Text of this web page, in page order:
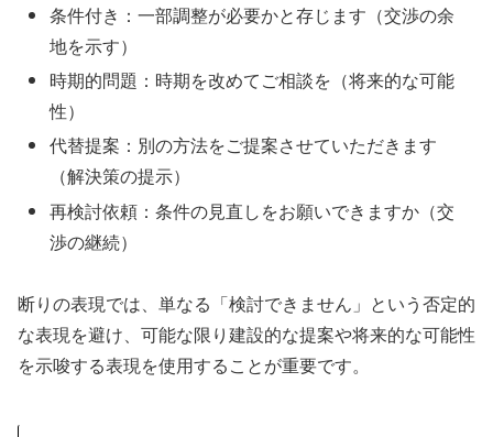
条件付き：一部調整が必要かと存じます（交渉の余
地を示す）
時期的問題：時期を改めてご相談を（将来的な可能
性）
代替提案：別の方法をご提案させていただきます
（解決策の提示）
再検討依頼：条件の見直しをお願いできますか（交
渉の継続）
断りの表現では、単なる「検討できません」という否定的
な表現を避け、可能な限り建設的な提案や将来的な可能性
を示唆する表現を使用することが重要です。